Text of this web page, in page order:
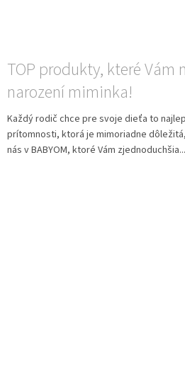
TOP produkty, které Vám
narození miminka!
Každý rodič chce pre svoje dieťa to
prítomnosti, ktorá je mimoriadne
nás v BABYOM, ktoré Vám zjednoduchšia...